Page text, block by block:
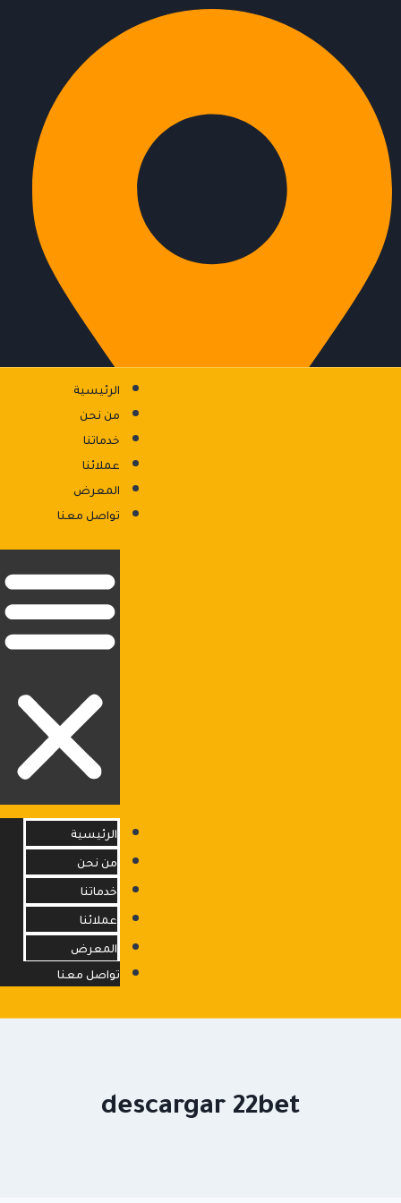
الرئيسية
من نحن
خدماتنا
عملائنا
المعرض
تواصل معنا
الرئيسية
من نحن
خدماتنا
عملائنا
المعرض
تواصل معنا
descargar 22bet